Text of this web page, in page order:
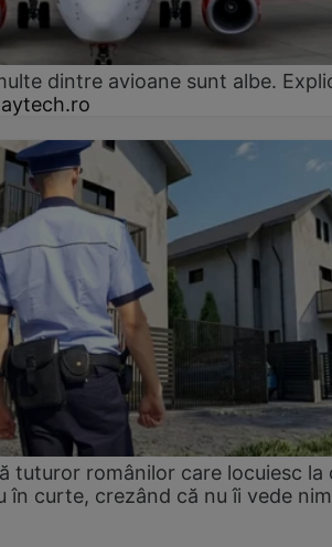
dintre avioane sunt albe.
tuturor românilor care locuiesc la
în curte, crezând că nu îi vede